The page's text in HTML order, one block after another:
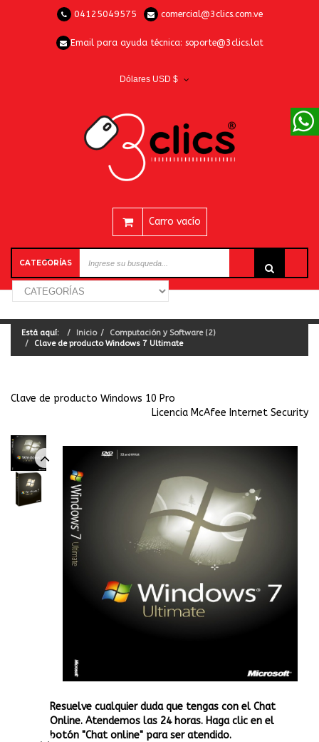
04125049575 comercial@3clics.com.ve
Email para ayuda técnica: soporte@3clics.lat
Dólares USD $
Carro vacío
CATEGORÍAS
Está aquí: Inicio
Computación y Software (2)
Clave de producto Windows 7 Ultimate
Clave de producto Windows 10 Pro
Licencia McAfee Internet Security
Resuelve cualquier duda que tengas con el Chat
Online. Atendemos las 24 horas. Haga clic en el
botón "Chat online" para ser atendido.